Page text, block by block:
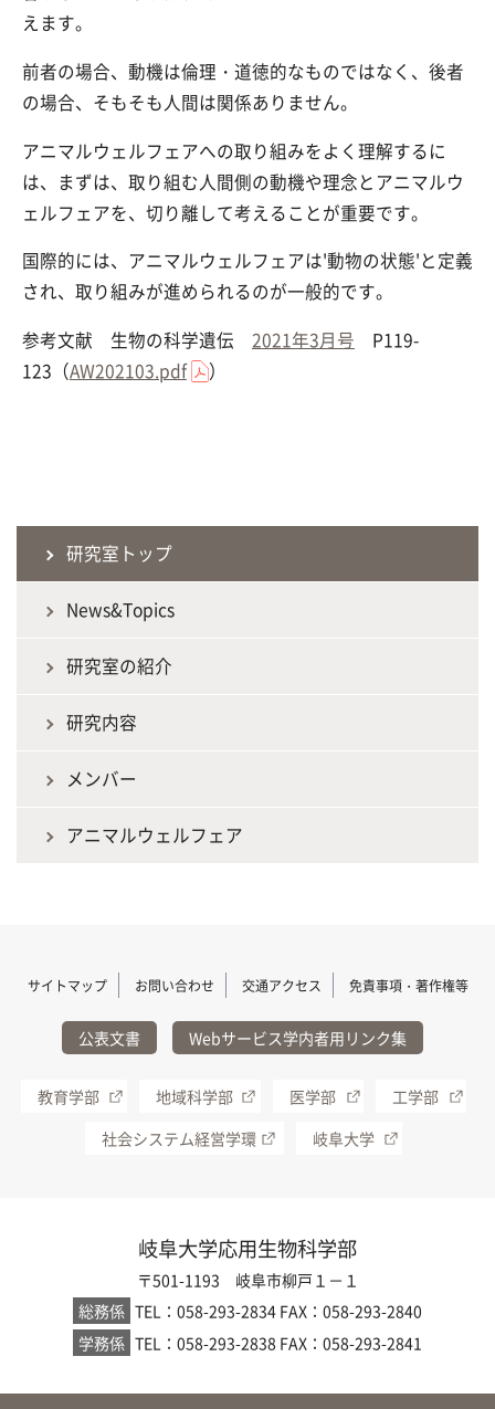
えます。
前者の場合、動機は倫理・道徳的なものではなく、後者
の場合、そもそも人間は関係ありません。
アニマルウェルフェアへの取り組みをよく理解するに
は、まずは、取り組む人間側の動機や理念とアニマルウ
ェルフェアを、切り離して考えることが重要です。
国際的には、アニマルウェルフェアは'動物の状態'と定義
され、取り組みが進められるのが一般的です。
参考文献 生物の科学遺伝 2021年3月号 P119-
123（AW202103.pdf ）
研究室トップ
News&Topics
研究室の紹介
研究内容
メンバー
アニマルウェルフェア
サイトマップ お問い合わせ 交通アクセス 免責事項・著作権等
公表文書 Webサービス学内者用リンク集
教育学部 地域科学部 医学部
工学部
社会システム経営学環
岐阜大学
岐阜大学応用生物科学部
〒501-1193 岐阜市柳戸１－１
総務係 TEL：058-293-2834 FAX：058-293-2840
学務係 TEL：058-293-2838 FAX：058-293-2841